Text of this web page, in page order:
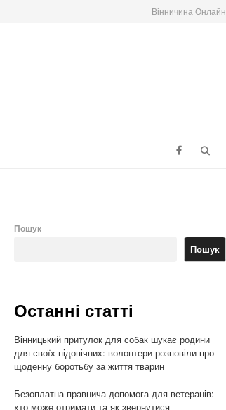
Вінничина Онлайн
Пошук
Пошук
Останні статті
Вінницький притулок для собак шукає родини
для своїх підопічних: волонтери розповіли про
щоденну боротьбу за життя тварин
Безоплатна правнича допомога для ветеранів:
хто може отримати та як звернутися